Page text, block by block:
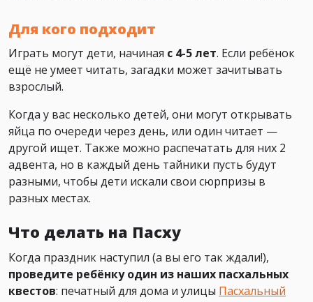
Для кого подходит
Играть могут дети, начиная с 4-5 лет. Если ребёнок
ещё не умеет читать, загадки может зачитывать
взрослый.
Когда у вас несколько детей, они могут открывать
яйца по очереди через день, или один читает —
другой ищет. Также можно распечатать для них 2
адвента, но в каждый день тайники пусть будут
разными, чтобы дети искали свои сюрпризы в
разных местах.
Что делать на Пасху
Когда праздник наступил (а вы его так ждали!),
проведите ребёнку один из наших пасхальных
квестов: печатный для дома и улицы Пасхальный